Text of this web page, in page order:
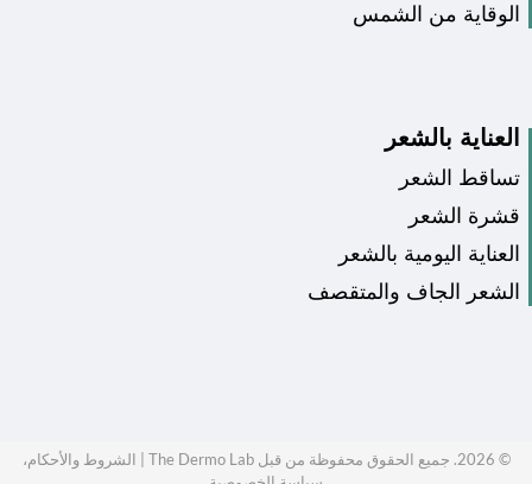
الوقاية من الشمس
العناية بالشعر
تساقط الشعر
قشرة الشعر
العناية اليومية بالشعر
الشعر الجاف والمتقصف
©
2026. جميع الحقوق محفوظة من قبل The Dermo Lab |
الشروط والأحكام،